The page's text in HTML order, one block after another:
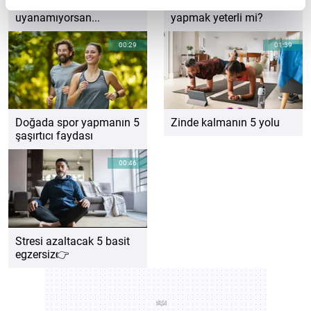
uyanamıyorsan...
yapmak yeterli mi?
00:29
Doğada spor yapmanın 5
şaşırtıcı faydası
01:39
Zinde kalmanın 5 yolu
00:46
Stresi azaltacak 5 basit
egzersiz👉